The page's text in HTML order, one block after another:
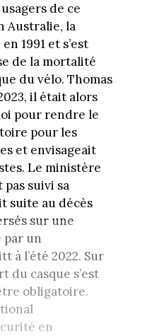
de ce
Australie, la
1991 et s’est
de la mortalité
du vélo. Thomas
il était alors
pour rendre le
pour les
et envisageait
Le ministère
pas suivi sa
suite au décès
sur une
un
à l’été 2022. Sur
du casque s’est
obligatoire.
en